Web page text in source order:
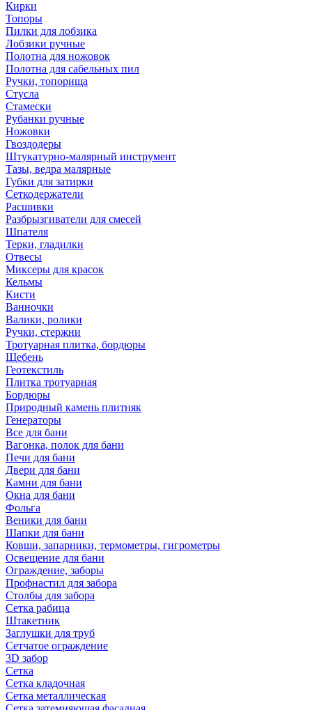
Кирки
Топоры
Пилки для лобзика
Лобзики ручные
Полотна для ножовок
Полотна для сабельных пил
Ручки, топорища
Стусла
Стамески
Рубанки ручные
Ножовки
Гвоздодеры
Штукатурно-малярный инструмент
Тазы, ведра малярные
Губки для затирки
Сеткодержатели
Расшивки
Разбрызгиватели для смесей
Шпателя
Терки, гладилки
Отвесы
Миксеры для красок
Кельмы
Кисти
Ванночки
Валики, ролики
Ручки, стержни
Тротуарная плитка, бордюры
Щебень
Геотекстиль
Плитка тротуарная
Бордюры
Природный камень плитняк
Генераторы
Все для бани
Вагонка, полок для бани
Печи для бани
Двери для бани
Камни для бани
Окна для бани
Фольга
Веники для бани
Шапки для бани
Ковши, запарники, термометры, гигрометры
Освещение для бани
Ограждение, заборы
Профнастил для забора
Столбы для забора
Сетка рабица
Штакетник
Заглушки для труб
Сетчатое ограждение
3D забор
Сетка
Сетка кладочная
Сетка металлическая